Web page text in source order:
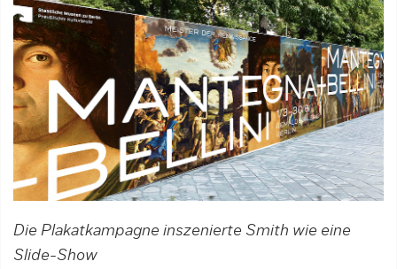
Die Plakatkampagne inszenierte Smith wie eine
Slide-Show